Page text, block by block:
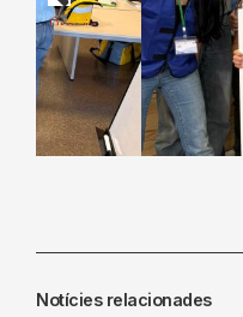
Previous
Notícies relacionades